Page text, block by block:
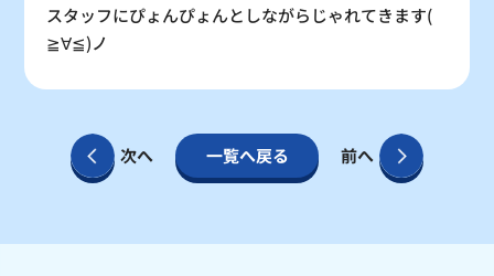
スタッフにぴょんぴょんとしながらじゃれてきます(
≧∀≦)ノ
次へ 一覧へ戻る 前へ